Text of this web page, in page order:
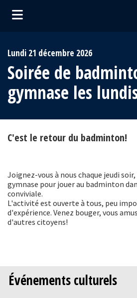
(Visiteurs )
(Loisirs et culture )
Lundi 21 décembre 2026
Soirée de
gymnase les
C'est le retour du badminton!
Joignez-vous à nous chaque jeudi soir,
gymnase pour jouer au badminton
conviviale.
L'activité est ouverte à tous, peu
d'expérience. Venez bouger, vous
d'autres citoyens!
Événements culturels